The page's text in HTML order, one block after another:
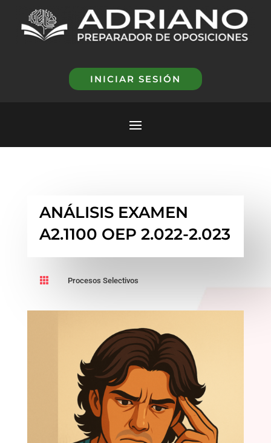
INICIAR SESIÓN
ANÁLISIS EXAMEN
A2.1100 OEP 2.022-2.023
 Procesos Selectivos